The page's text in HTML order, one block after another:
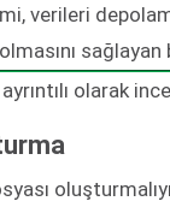
verileri
olarak